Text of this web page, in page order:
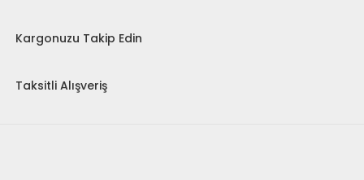
Kargonuzu Takip Edin
Taksitli Alışveriş